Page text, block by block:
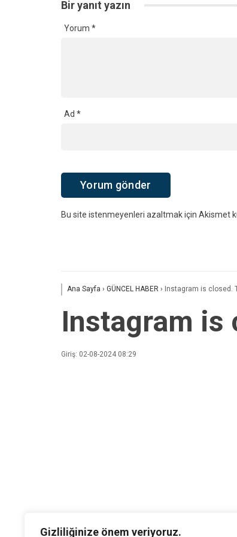
Gizliliğinize önem veriyoruz.
Bir yanıt yazın
Yorum *
Ad *
Bu site istenmeyenleri azaltmak için Akismet
Ana Sayfa › GÜNCEL HABER › Instagram is closed.
Instagram is
Giriş: 02-08-2024 08:29